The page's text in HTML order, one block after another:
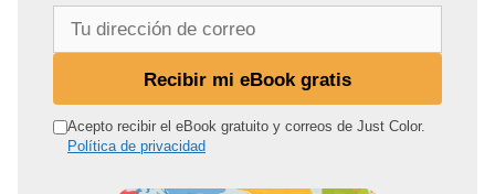
r
Recibir mi eBook gratis
Acepto recibir el eBook gratuito y correos de Just Color.
Política de privacidad